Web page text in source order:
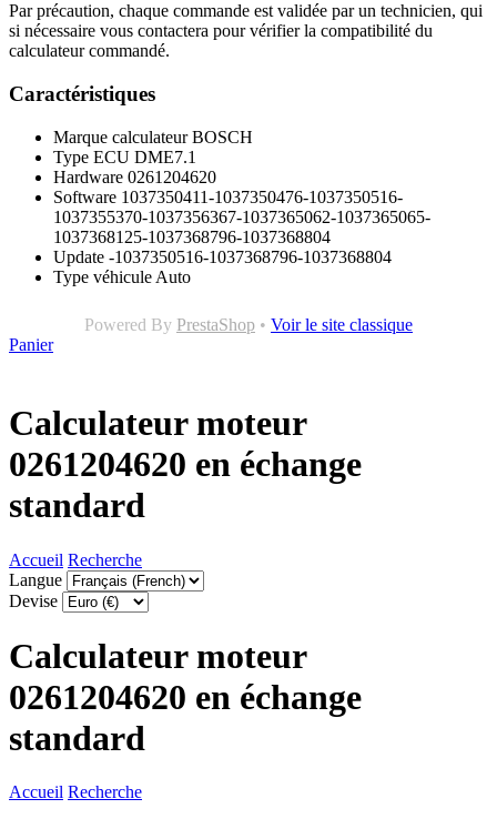
Par précaution, chaque commande est validée par un technicien, qui
si nécessaire vous contactera pour vérifier la compatibilité du
calculateur commandé.
Caractéristiques
Marque calculateur BOSCH
Type ECU DME7.1
Hardware 0261204620
Software 1037350411-1037350476-1037350516-
1037355370-1037356367-1037365062-1037365065-
1037368125-1037368796-1037368804
Update -1037350516-1037368796-1037368804
Type véhicule Auto
Powered By PrestaShop • Voir le site classique
Panier
Calculateur moteur
0261204620 en échange
standard
Accueil Recherche
Langue
Devise
Calculateur moteur
0261204620 en échange
standard
Accueil Recherche